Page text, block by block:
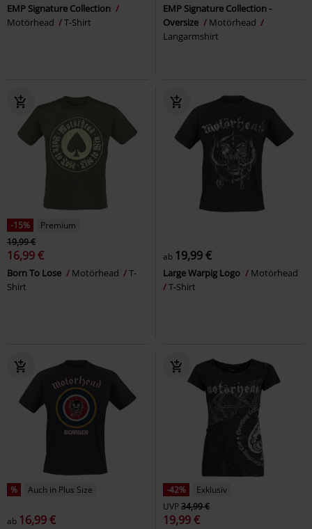
EMP Signature Collection
Motörhead
T-Shirt
EMP Signature Collection -
Oversize
Motörhead
Langarmshirt
-15%
Premium
19,99 €
16,99 €
Born To Lose Motörhead
T-
Shirt
ab 19,99 €
Large Warpig Logo
Motörhead
T-Shirt
% Auch in Plus Size
ab 16,99 €
-42%
Exklusiv
UVP34,99 €
19,99 €